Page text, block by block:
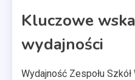
Kluczowe
wydajności
Wydajność Zespołu